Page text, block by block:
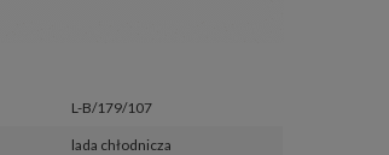
L-B/179/107
lada chłodnicza